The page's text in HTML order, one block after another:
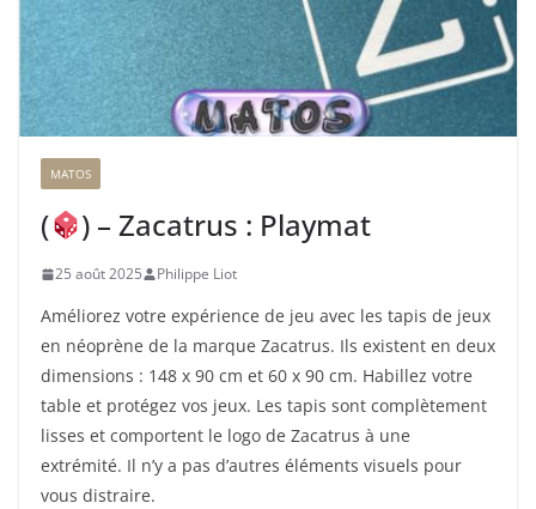
MATOS
( ) – Zacatrus : Playmat
25 août 2025 Philippe Liot
Améliorez votre expérience de jeu avec les tapis de jeux
en néoprène de la marque Zacatrus. Ils existent en deux
dimensions : 148 x 90 cm et 60 x 90 cm. Habillez votre
table et protégez vos jeux. Les tapis sont complètement
lisses et comportent le logo de Zacatrus à une
extrémité. Il n’y a pas d’autres éléments visuels pour
vous distraire.